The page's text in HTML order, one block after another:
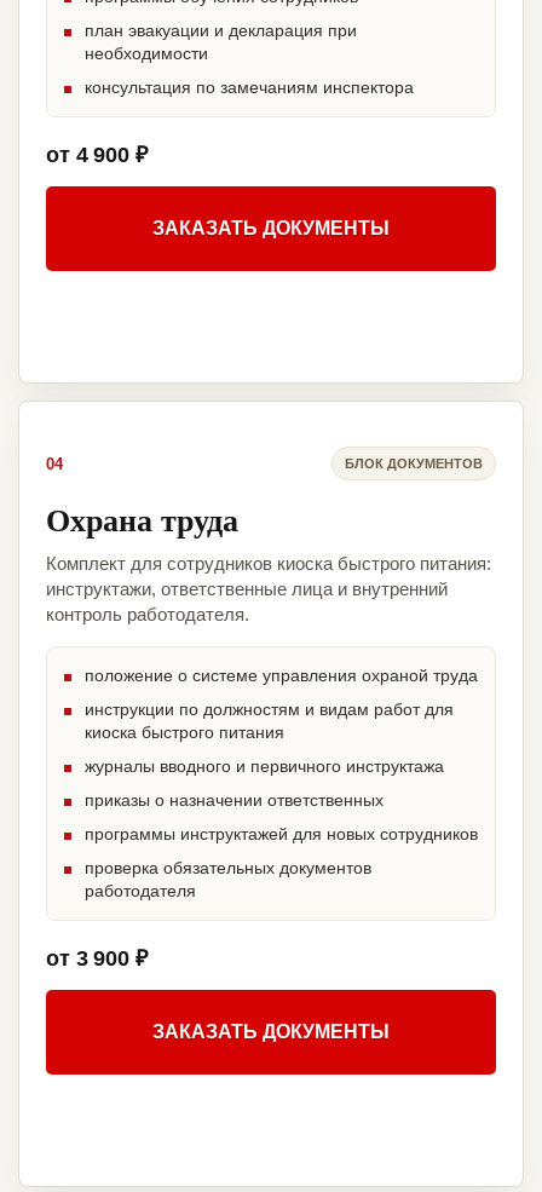
план эвакуации и декларация при
необходимости
консультация по замечаниям инспектора
от 4 900 ₽
ЗАКАЗАТЬ ДОКУМЕНТЫ
04 БЛОК ДОКУМЕНТОВ
Охрана труда
Комплект для сотрудников киоска быстрого питания:
инструктажи, ответственные лица и внутренний
контроль работодателя.
положение о системе управления охраной труда
инструкции по должностям и видам работ для
киоска быстрого питания
журналы вводного и первичного инструктажа
приказы о назначении ответственных
программы инструктажей для новых сотрудников
проверка обязательных документов
работодателя
от 3 900 ₽
ЗАКАЗАТЬ ДОКУМЕНТЫ